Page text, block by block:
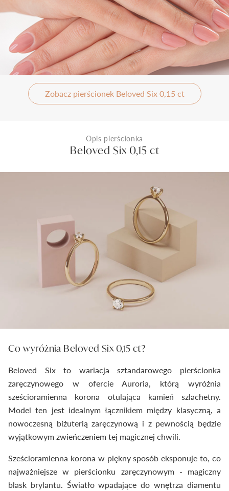
Zobacz pierścionek Beloved Six 0,15 ct
Opis pierścionka
Beloved Six 0,15 ct
Co wyróżnia Beloved Six 0,15 ct?
Beloved Six to wariacja sztandarowego pierścionka
zaręczynowego w ofercie Auroria, którą wyróżnia
sześcioramienna korona otulająca kamień szlachetny.
Model ten jest idealnym łącznikiem między klasyczną, a
nowoczesną biżuterią zaręczynową i z pewnością będzie
wyjątkowym zwieńczeniem tej magicznej chwili.
Sześcioramienna korona w piękny sposób eksponuje to, co
najważniejsze w pierścionku zaręczynowym - magiczny
blask brylantu. Światło wpadające do wnętrza diamentu